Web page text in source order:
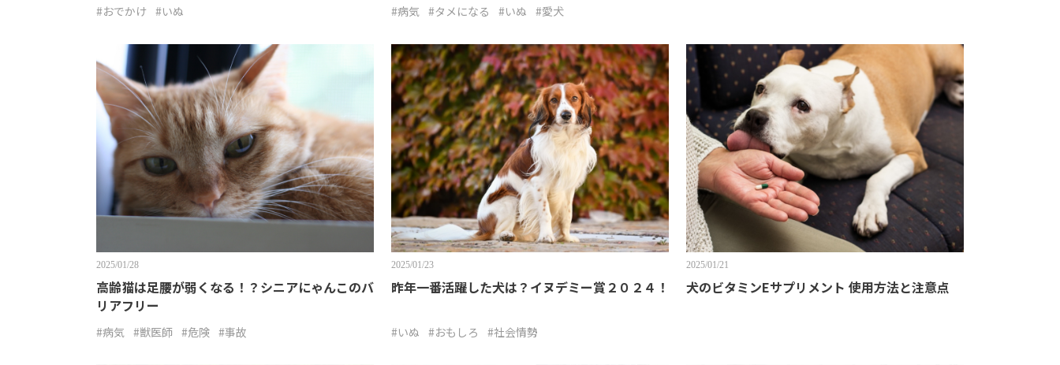
#おでかけ #いぬ #病気 #タメになる #いぬ #愛犬
2025/01/28
高齢猫は足腰が弱くなる！？シニアにゃんこのバ
リアフリー
#病気 #獣医師 #危険 #事故
2025/01/23
昨年一番活躍した犬は？イヌデミー賞２０２４！
#いぬ #おもしろ #社会情勢
2025/01/21
犬のビタミンEサプリメント 使用方法と注意点